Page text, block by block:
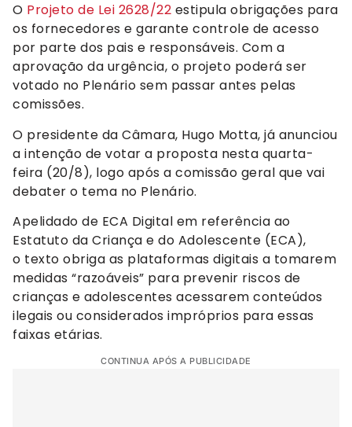
O Projeto de Lei 2628/22 estipula obrigações para
os fornecedores e garante controle de acesso
por parte dos pais e responsáveis. Com a
aprovação da urgência, o projeto poderá ser
votado no Plenário sem passar antes pelas
comissões.
O presidente da Câmara, Hugo Motta, já anunciou
a intenção de votar a proposta nesta quarta-
feira (20/8), logo após a comissão geral que vai
debater o tema no Plenário.
Apelidado de ECA Digital em referência ao
Estatuto da Criança e do Adolescente (ECA),
o texto obriga as plataformas digitais a tomarem
medidas “razoáveis” para prevenir riscos de
crianças e adolescentes acessarem conteúdos
ilegais ou considerados impróprios para essas
faixas etárias.
CONTINUA APÓS A PUBLICIDADE